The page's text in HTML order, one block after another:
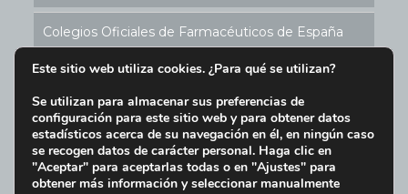
Colegios Oficiales de Farmacéuticos de España
Historia de los Puntos SIGRE
Ubicación Puntos SIGRE en España
Aviso Legal y Condiciones de Uso del Sitio Web
Este sitio web utiliza cookies. ¿Para qué se utilizan?
Se utilizan para almacenar sus preferencias de
configuración para este sitio web y para obtener datos
estadísticos acerca de su navegación en él, en ningún caso
se recogen datos de carácter personal. Haga clic en
"Aceptar" para aceptarlas todas o en "Ajustes" para
obtener más información y seleccionar manualmente